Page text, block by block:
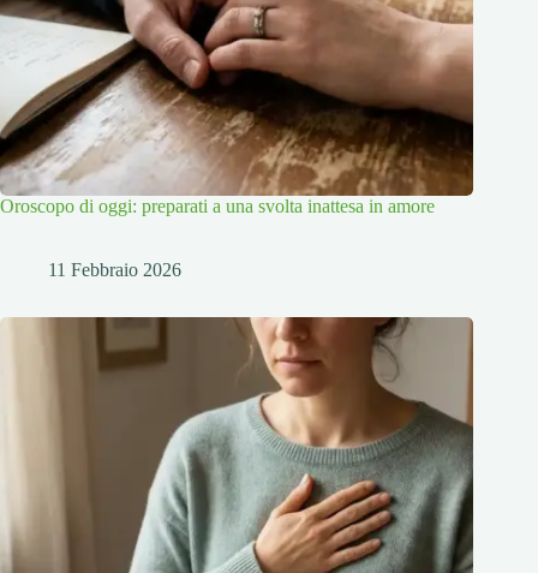
Oroscopo di oggi: preparati a una svolta inattesa in amore
11 Febbraio 2026